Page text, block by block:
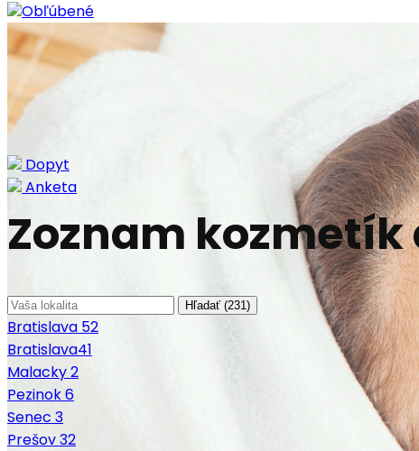
Obľúbené
Dopyt
Anketa
Zoznam
Hľadať (231)
Bratislava 52
Bratislava41
Malacky2
Pezinok6
Senec 3
Prešov32